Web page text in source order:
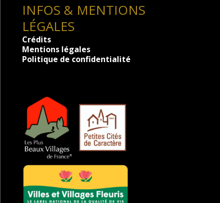
INFOS & MENTIONS
LÉGALES
Crédits
Mentions légales
Politique de confidentialité